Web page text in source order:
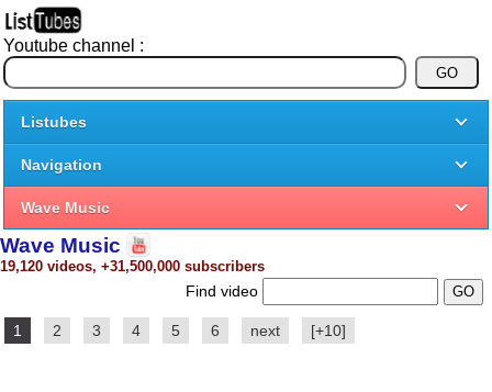
Youtube channel :
Listubes
Navigation
Wave Music
Wave Music
19,120 videos, +31,500,000 subscribers
Find video
1 2 3 4 5 6 next [+10]